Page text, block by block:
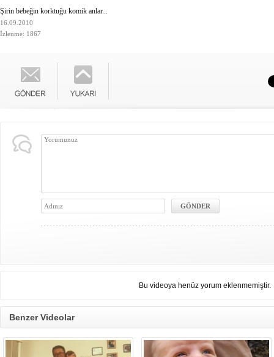
Şirin bebeğin korktuğu komik anlar...
16.09.2010
İzlenme: 1867
Bu videoya henüz yorum eklenmemiştir.
Benzer Videolar